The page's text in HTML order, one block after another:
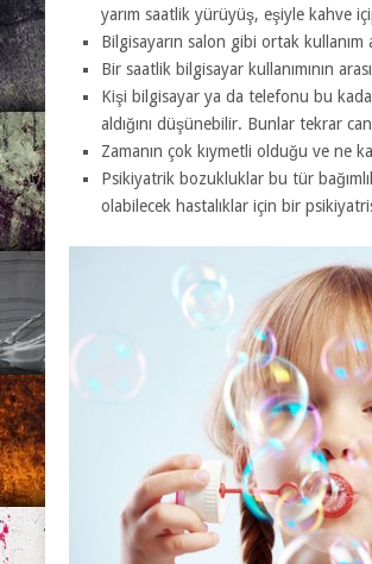
yarım saatlik yürüyüş, eşiyle kahve
Bilgisayarın salon gibi ortak kullanım
Bir saatlik bilgisayar kullanımının
Kişi bilgisayar ya da telefonu bu
aldığını düşünebilir. Bunlar tekrar
Zamanın çok kıymetli olduğu ve ne
Psikiyatrik bozukluklar bu tür
olabilecek hastalıklar için bir